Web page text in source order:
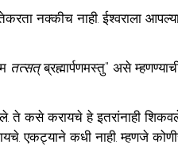
नक्कीच नाही. ईश्वराला
तत्सत् ब्रह्मार्पणमस्तु" असे
कसे करायचे हे इतरांनाही
एकट्याने कधी नाही. म्हणजे